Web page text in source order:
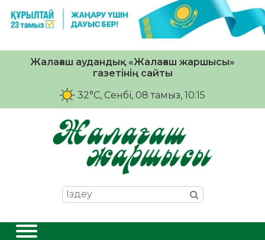
Жалағаш аудандық «Жалағаш жаршысы»
газетінің сайты
32°C, Сенбі, 08 тамыз, 10:15